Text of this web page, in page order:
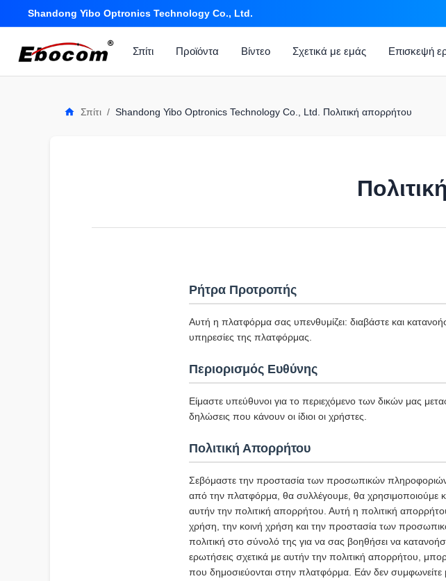
Shandong Yibo Optronics Technology Co., Ltd.
Σπίτι Προϊόντα Βίντεο Σχετικά με εμάς Επισκεψή
Σπίτι / Shandong Yibo Optronics Technology Co., Ltd. Πολιτική απορρήτου
Ρήτρα Προτροπής
Αυτή η πλατφόρμα σας υπενθυμίζει: διαβάστε και
υπηρεσίες της πλατφόρμας.
Περιορισμός Ευθύνης
Είμαστε υπεύθυνοι για το περιεχόμενο των δικών μας
δηλώσεις που κάνουν οι ίδιοι οι χρήστες.
Πολιτική Απορρήτου
Σεβόμαστε την προστασία των προσωπικών πληροφοριών
από την πλατφόρμα, θα συλλέγουμε, θα χρησιμοποιούμε
αυτήν την πολιτική απορρήτου. Αυτή η πολιτική
χρήση, την κοινή χρήση και την προστασία των
πολιτική στο σύνολό της για να σας βοηθήσει να
ερωτήσεις σχετικά με αυτήν την πολιτική απορρήτου,
που δημοσιεύονται στην πλατφόρμα. Εάν δεν